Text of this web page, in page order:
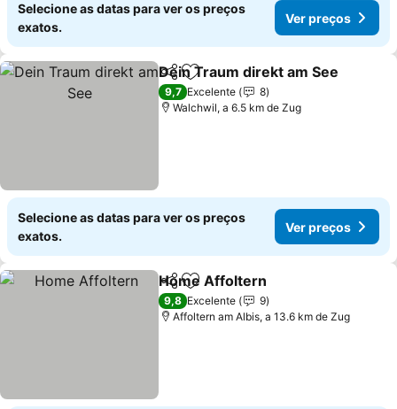
Selecione as datas para ver os preços
exatos.
Ver preços
PartilharAdicionar aos favoritos
Dein Traum direkt am See
9,7 Excelente
8
Walchwil, a 6.5 km de Zug
Selecione as datas para ver os preços
exatos.
Ver preços
PartilharAdicionar aos favoritos
Home Affoltern
9,8 Excelente
9
Affoltern am Albis, a 13.6 km de Zug